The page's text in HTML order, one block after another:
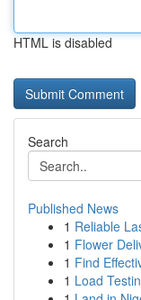
HTML is disabled
Search
Published News
1 Reliable
1 Flower
1 Find
1 Load